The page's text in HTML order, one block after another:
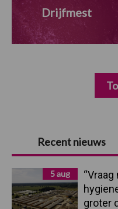
Primaire
Sidebar
Recent nieuws
5 aug
groter
Drijfmest